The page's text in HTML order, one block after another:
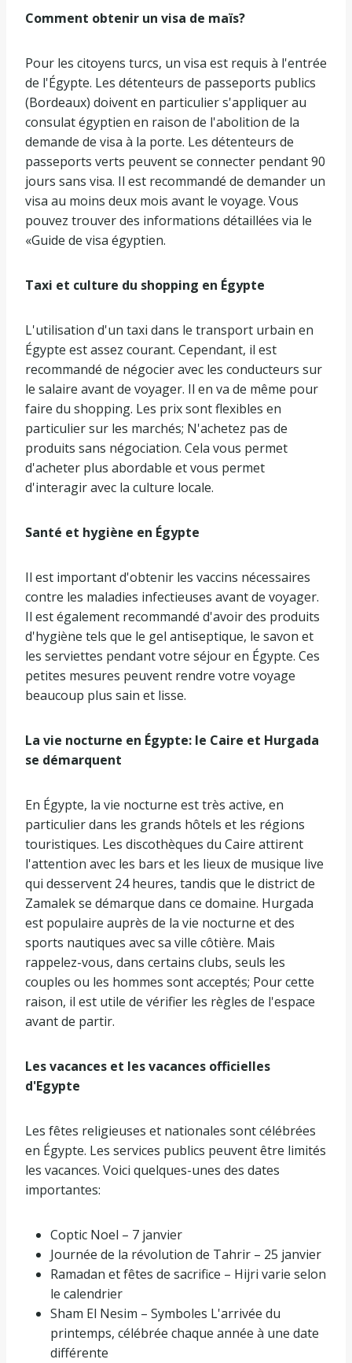
Comment obtenir un visa de maïs?
Pour les citoyens turcs, un visa est requis à l'entrée
de l'Égypte. Les détenteurs de passeports publics
(Bordeaux) doivent en particulier s'appliquer au
consulat égyptien en raison de l'abolition de la
demande de visa à la porte. Les détenteurs de
passeports verts peuvent se connecter pendant 90
jours sans visa. Il est recommandé de demander un
visa au moins deux mois avant le voyage. Vous
pouvez trouver des informations détaillées via le
«Guide de visa égyptien.
Taxi et culture du shopping en Égypte
L'utilisation d'un taxi dans le transport urbain en
Égypte est assez courant. Cependant, il est
recommandé de négocier avec les conducteurs sur
le salaire avant de voyager. Il en va de même pour
faire du shopping. Les prix sont flexibles en
particulier sur les marchés; N'achetez pas de
produits sans négociation. Cela vous permet
d'acheter plus abordable et vous permet
d'interagir avec la culture locale.
Santé et hygiène en Égypte
Il est important d'obtenir les vaccins nécessaires
contre les maladies infectieuses avant de voyager.
Il est également recommandé d'avoir des produits
d'hygiène tels que le gel antiseptique, le savon et
les serviettes pendant votre séjour en Égypte. Ces
petites mesures peuvent rendre votre voyage
beaucoup plus sain et lisse.
La vie nocturne en Égypte: le Caire et Hurgada
se démarquent
En Égypte, la vie nocturne est très active, en
particulier dans les grands hôtels et les régions
touristiques. Les discothèques du Caire attirent
l'attention avec les bars et les lieux de musique live
qui desservent 24 heures, tandis que le district de
Zamalek se démarque dans ce domaine. Hurgada
est populaire auprès de la vie nocturne et des
sports nautiques avec sa ville côtière. Mais
rappelez-vous, dans certains clubs, seuls les
couples ou les hommes sont acceptés; Pour cette
raison, il est utile de vérifier les règles de l'espace
avant de partir.
Les vacances et les vacances officielles
d'Egypte
Les fêtes religieuses et nationales sont célébrées
en Égypte. Les services publics peuvent être limités
les vacances. Voici quelques-unes des dates
importantes:
Coptic Noel – 7 janvier
Journée de la révolution de Tahrir – 25 janvier
Ramadan et fêtes de sacrifice – Hijri varie selon
le calendrier
Sham El Nesim – Symboles L'arrivée du
printemps, célébrée chaque année à une date
différente